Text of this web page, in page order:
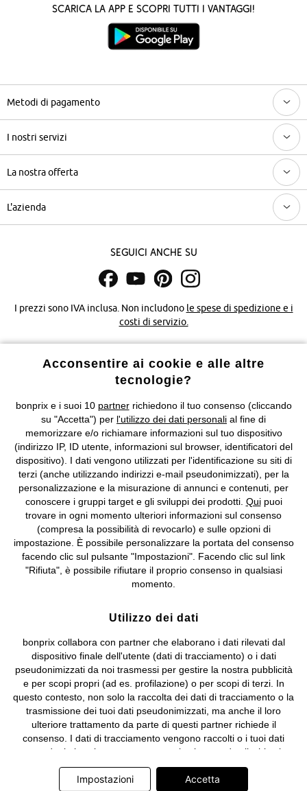
Scarica la App e scopri tutti i vantaggi!
Metodi di pagamento
I nostri servizi
La nostra offerta
L'azienda
Seguici anche su
I prezzi sono IVA inclusa. Non includono le spese di spedizione e i
costi di servizio.
Informativa privacy e cookie Gestione dei cookie
Informazioni legali Diritto di recesso
© 2026 bonprix.Tutti i diritti riservati.
bonprix S.r.l. con socio unico, sede legale: via Adua 33 - 13855
Valdengo (BI) C.F. 01510910027 - P.I. 01939830020, Reg. Imprese di
Biella n. 01510910027, R.E.A. BI - 171345, N. Reg. Pile:
IT09060P00000858, N. Reg. AEE: IT08020000002105 Capitale
Sociale: euro 1.000.000 i.v, Società soggetta all'attività di direzione
e coordinamento di bonprix Beteiligungs -Verwaltungsgesellschaft
mbH.
Acconsentire ai cookie e alle altre
tecnologie?
bonprix e i suoi 10 partnerrichiedono il tuo consenso (cliccando
su "Accetta") per l'utilizzo dei dati personali al fine di
memorizzare e/o richiamare informazioni sul tuo dispositivo
(indirizzo IP, ID utente, informazioni sul browser, identificatori del
dispositivo). I dati vengono utilizzati per l'identificazione su siti di
terzi (anche utilizzando indirizzi e-mail pseudonimizzati), per la
personalizzazione e la misurazione di annunci e contenuti, per
conoscere i gruppi target e gli sviluppi dei prodotti. Quipuoi
trovare in ogni momento ulteriori informazioni sul consenso
(compresa la possibilità di revocarlo) e sulle opzioni di
impostazione. È possibile personalizzare la portata del consenso
facendo clic sul pulsante "Impostazioni". Facendo clic sul link
"Rifiuta", è possibile rifiutare il proprio consenso in qualsiasi
momento.
Utilizzo dei dati
bonprix collabora con partner che elaborano i dati rilevati dal
dispositivo finale dell'utente (dati di tracciamento) o i dati
pseudonimizzati da noi trasmessi per gestire la nostra pubblicità
e per scopi propri (ad es. profilazione) o per scopi di terzi. In
questo contesto, non solo la raccolta dei dati di tracciamento o la
trasmissione dei tuoi dati pseudonimizzati, ma anche il loro
ulteriore trattamento da parte di questi partner richiede il
consenso. I dati di tracciamento vengono raccolti o i tuoi dati
pseudonimizzati vengono trasmessi solo quando clicchi sul
pulsante "Accetta" nel banner di www.bonprix.it. I partner sono le
seguenti società: Adjust GmbH, Criteo SA, Google Ireland
Impostazioni Accetta